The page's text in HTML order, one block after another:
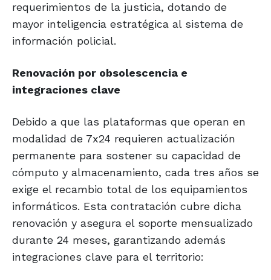
requerimientos de la justicia, dotando de
mayor inteligencia estratégica al sistema de
información policial.
Renovación por obsolescencia e
integraciones clave
Debido a que las plataformas que operan en
modalidad de 7x24 requieren actualización
permanente para sostener su capacidad de
cómputo y almacenamiento, cada tres años se
exige el recambio total de los equipamientos
informáticos. Esta contratación cubre dicha
renovación y asegura el soporte mensualizado
durante 24 meses, garantizando además
integraciones clave para el territorio: